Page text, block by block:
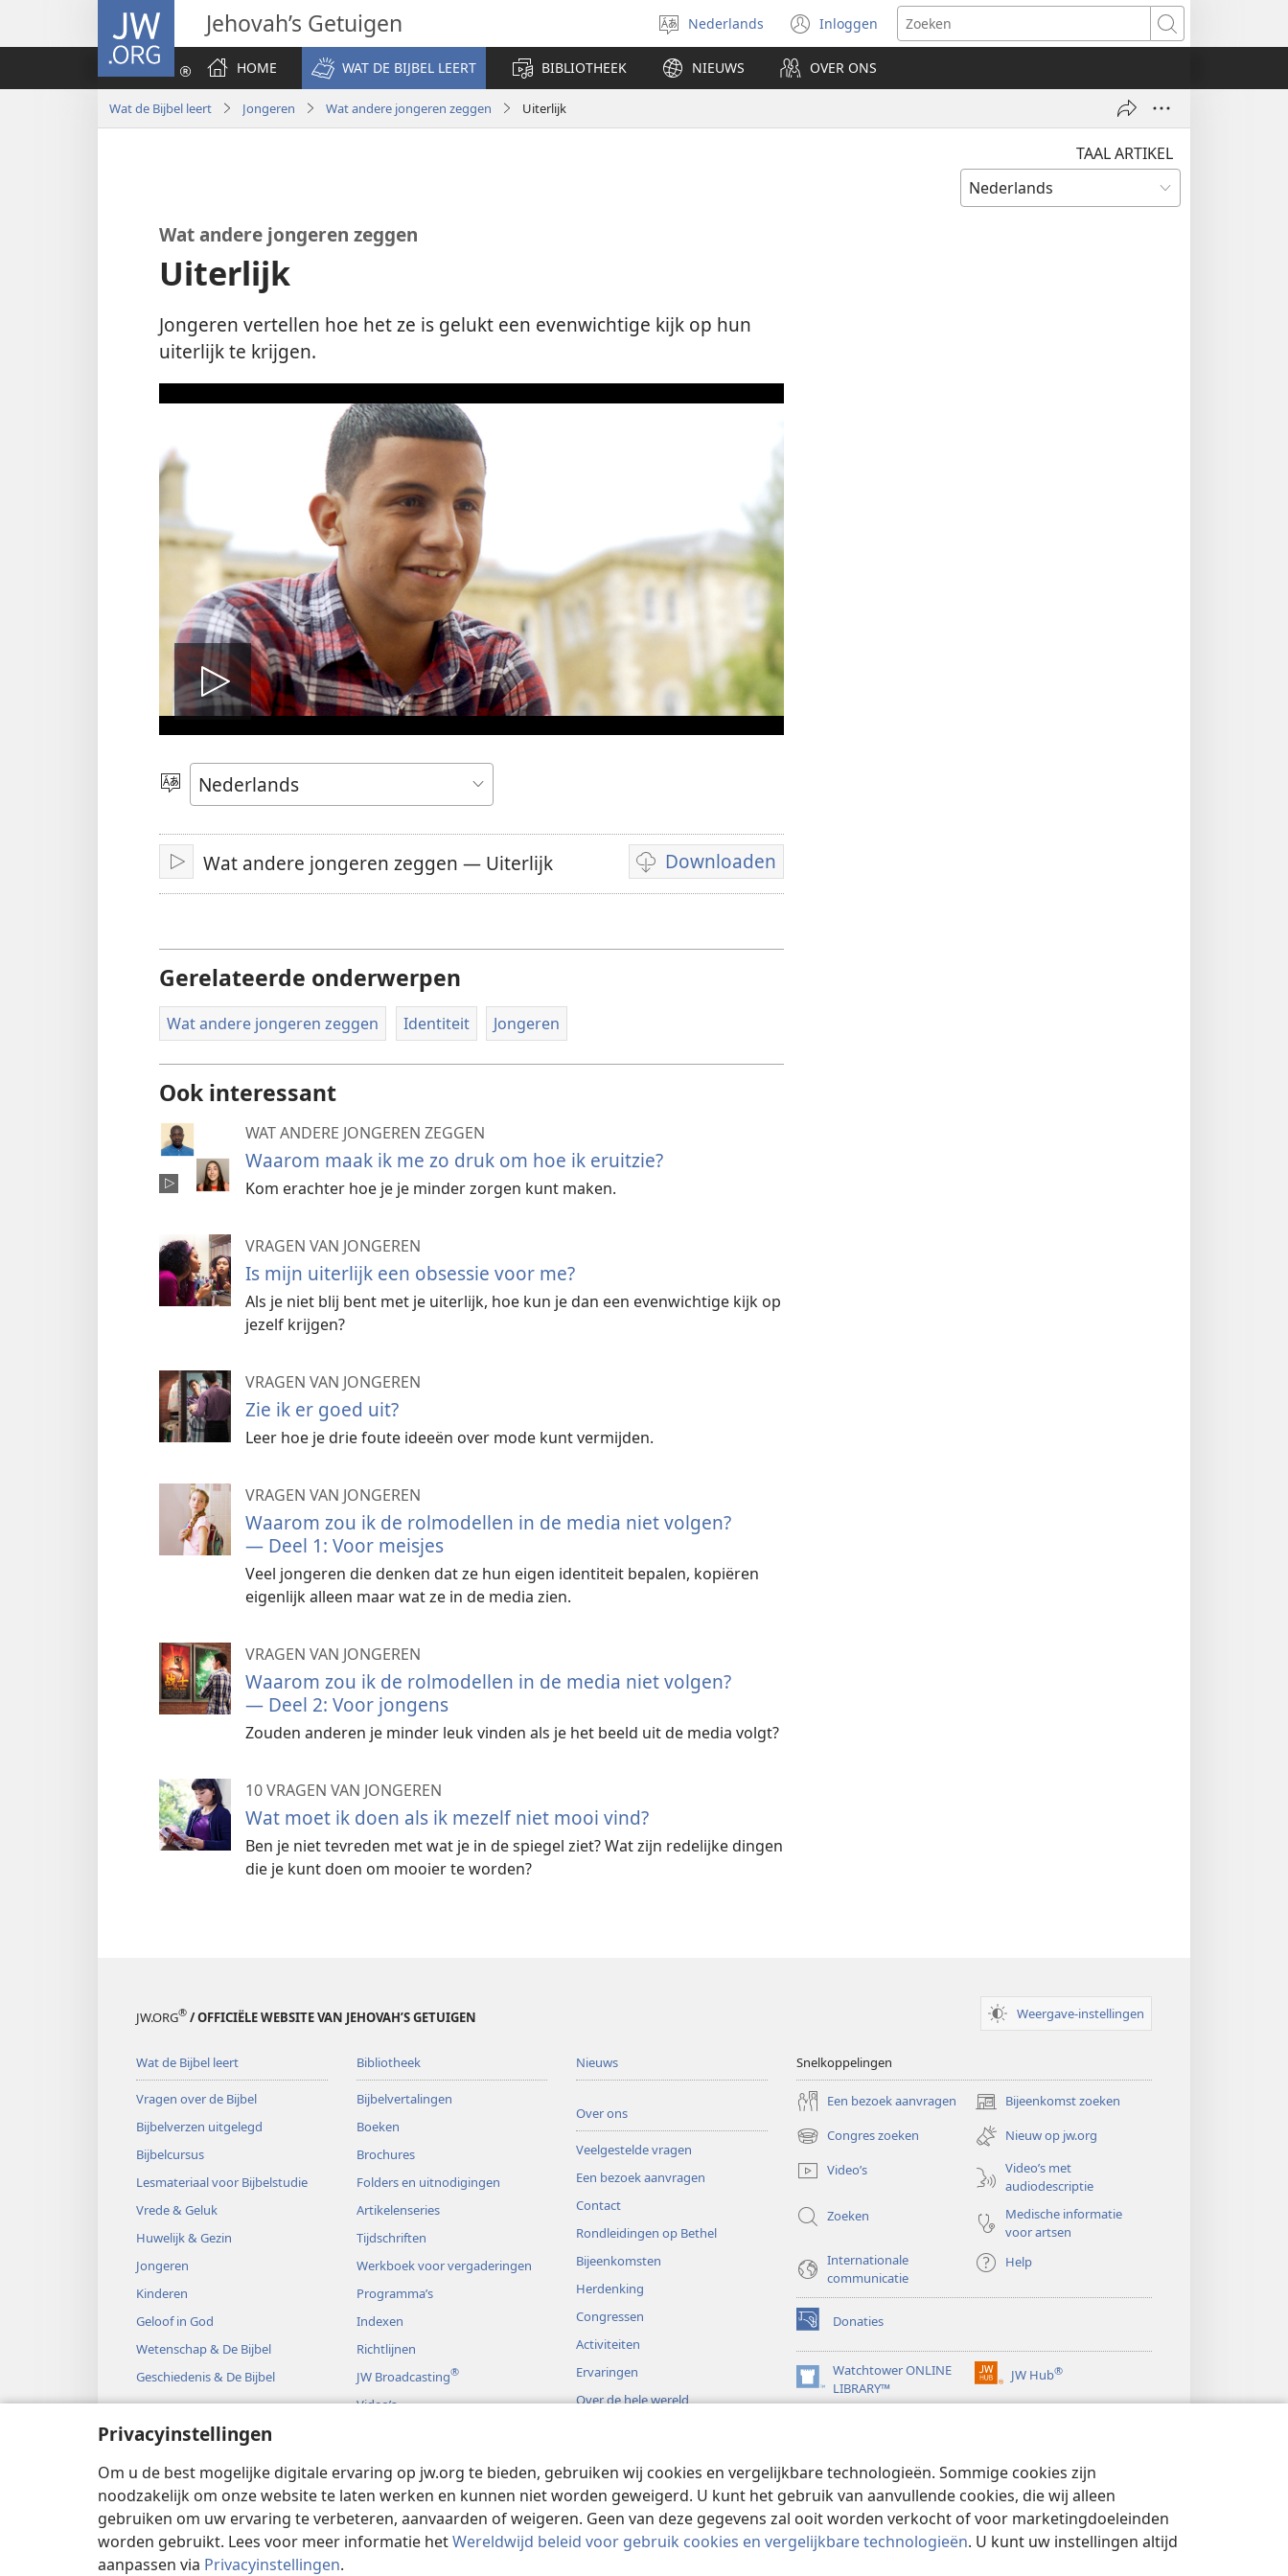
Privacyinstellingen
Om u de best mogelijke digitale ervaring op jw.org te bieden, gebruiken wij cookies en vergelijkbare technologieën. Sommige cookies zijn
noodzakelijk om onze website te laten werken en kunnen niet worden geweigerd. U kunt het gebruik van aanvullende cookies, die wij alleen
gebruiken om uw ervaring te verbeteren, aanvaarden of weigeren. Geen van deze gegevens zal ooit worden verkocht of voor marketingdoeleinden
worden gebruikt. Lees voor meer informatie hetWereldwijd beleid voor gebruik cookies en vergelijkbare technologieën. U kunt uw instellingen altijd
aanpassen via Privacyinstellingen.
JW.ORG Jehovah’s Getuigen
Taal
selecteren
Nederlands Inloggen
(opent
nieuw
venster)
Zoeken
HOME
WAT DE BIJBEL LEERT BIBLIOTHEEK NIEUWS OVER ONS
Wat de Bijbel leert Jongeren Wat andere jongeren zeggen Uiterlijk
TAAL ARTIKEL
Wat andere jongeren zeggen
Uiterlijk
Jongeren vertellen hoe het ze is gelukt een evenwichtige kijk op hun
uiterlijk te krijgen.
Video
afspelen
Taal
kiezen
Afspelen
Wat andere jongeren zeggen — Uiterlijk Downloaden
Downloadopties
video
Gerelateerde onderwerpen
Wat andere jongeren zeggen Identiteit Jongeren
Ook interessant
WAT ANDERE JONGEREN ZEGGEN
Waarom maak ik me zo druk om hoe ik eruitzie?
Kom erachter hoe je je minder zorgen kunt maken.
VRAGEN VAN JONGEREN
Is mijn uiterlijk een obsessie voor me?
Als je niet blij bent met je uiterlijk, hoe kun je dan een evenwichtige kijk op
jezelf krijgen?
VRAGEN VAN JONGEREN
Zie ik er goed uit?
Leer hoe je drie foute ideeën over mode kunt vermijden.
VRAGEN VAN JONGEREN
Waarom zou ik de rolmodellen in de media niet volgen?
— Deel 1: Voor meisjes
Veel jongeren die denken dat ze hun eigen identiteit bepalen, kopiëren
eigenlijk alleen maar wat ze in de media zien.
VRAGEN VAN JONGEREN
Waarom zou ik de rolmodellen in de media niet volgen?
— Deel 2: Voor jongens
Zouden anderen je minder leuk vinden als je het beeld uit de media volgt?
10 VRAGEN VAN JONGEREN
Wat moet ik doen als ik mezelf niet mooi vind?
Ben je niet tevreden met wat je in de spiegel ziet? Wat zijn redelijke dingen
die je kunt doen om mooier te worden?
JW.ORG® / OFFICIËLE WEBSITE VAN JEHOVAH’S GETUIGEN Weergave-instellingen
Wat de Bijbel leert
Vragen over de Bijbel
Bijbelverzen uitgelegd
Bijbelcursus
Lesmateriaal voor Bijbelstudie
Vrede & Geluk
Huwelijk & Gezin
Jongeren
Kinderen
Geloof in God
Wetenschap & De Bijbel
Geschiedenis & De Bijbel
Bibliotheek
Bijbelvertalingen
Boeken
Brochures
Folders en uitnodigingen
Artikelenseries
Tijdschriften
Werkboek voor vergaderingen
Programma’s
Indexen
Richtlijnen
JW Broadcasting®
Video’s
Bijbelse hoorspelen
Nieuws
Over ons
Veelgestelde vragen
Een bezoek aanvragen
Contact
Rondleidingen op Bethel
Bijeenkomsten
Herdenking
Congressen
Activiteiten
Ervaringen
Over de hele wereld
Snelkoppelingen
Een bezoek aanvragen Bijeenkomst zoeken
(opent
nieuw
venster)
Congres zoeken
(opent
nieuw
venster)
Nieuw op jw.org
Video’s
Video’s met
audiodescriptie
Zoeken
Medische informatie
voor artsen
Internationale
communicatie
Help
Donaties
(opent
nieuw
venster)Watchtower ONLINE
LIBRARY™
(opent
nieuw
JW Hub®
(opent
nieuw